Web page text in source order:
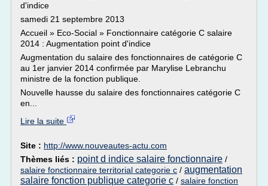
d'indice
samedi 21 septembre 2013
Accueil » Eco-Social » Fonctionnaire catégorie C salaire
2014 : Augmentation point d'indice
Augmentation du salaire des fonctionnaires de catégorie C
au 1er janvier 2014 confirmée par Marylise Lebranchu
ministre de la fonction publique.
Nouvelle hausse du salaire des fonctionnaires catégorie C
en...
Lire la suite
Site : http://www.nouveautes-actu.com
Thèmes liés : point d indice salaire fonctionnaire /
salaire fonctionnaire territorial categorie c / augmentation
salaire fonction publique categorie c / salaire fonction